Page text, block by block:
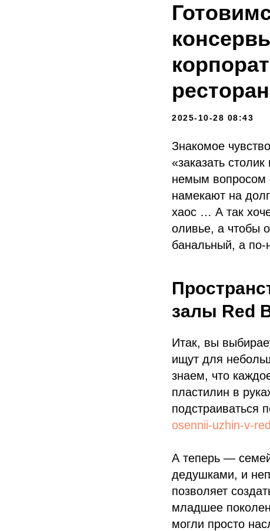
2025-10-28 08:43
Знакомое
«заказать
немым вопросом
намекают на
хаос … А так
оливье, а чтобы
банальный, а
залы Red
Итак, вы
ищут для
знаем, что
пластилин в
подстраиваться
osennii-uzhin-v-
А теперь —
дедушками, и
позволяет
младшее
могли просто